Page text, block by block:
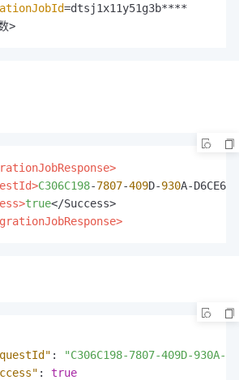
=dtsj1x11y51g3b****
>
C306C198-7807-409D-930A-
true
:
"C306C198-7807-409D-930A-
:
true